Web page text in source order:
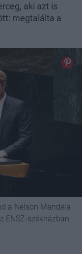
aki azt is
megtalálta a
a Nelson Mandela
ENSZ-székházban